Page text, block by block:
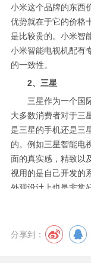
小米这个品牌的东西
优势就在于它的价格
是比较贵的。小米智
小米智能电视机配有
的一致性。
2、三星
三星作为一个国
大多数消费者对于三
是三星的手机还是三
的。例如三星智能电
面的真实感，精致以
视用的是自己开发的
外观设计上也是非常
的。大的品牌在价格
较看重，经济条件也
了。
分享到：